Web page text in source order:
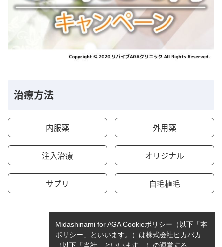
治療方法
内服薬 外用薬
注入治療 オリジナル
サプリ 自毛植毛
Midashinami for AGA Cookieポリシー（以下「本
ポリシー」といいます。）は株式会社ピカパカ
（以下「当社」といいます。）の運営する